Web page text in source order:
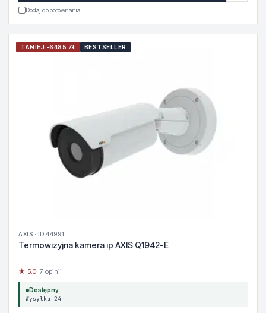
Dodaj do porównania
TANIEJ -6485 ZŁ BESTSELLER
AXIS · ID 44991
Termowizyjna kamera ip AXIS Q1942-E
★ 5.0· 7 opinii
Dostępny
Wysyłka 24h